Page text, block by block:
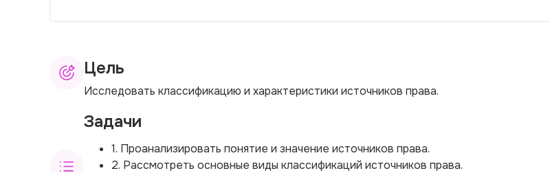
Цель
Исследовать классификацию и характеристики источников права.
Задачи
1. Проанализировать понятие и значение источников права.
2. Рассмотреть основные виды классификаций источников права.